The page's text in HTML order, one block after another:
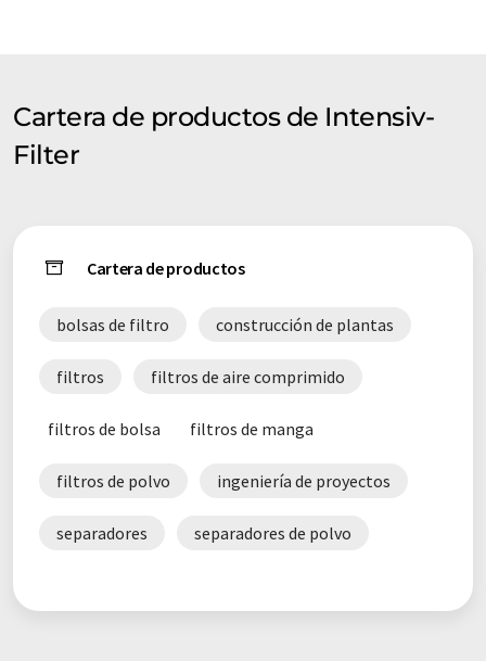
ensayados, acompañaron todo el curso del proyecto.
Aproveche nuestro liderazgo tecnológico en la eliminación de
polvo industrial y nuestro know-how en filtros de mangas de
Cartera de productos de Intensiv-
Filter
Cartera de productos
bolsas de filtro construcción de plantas
filtros filtros de aire comprimido
filtros de bolsa filtros de manga
filtros de polvo ingeniería de proyectos
separadores separadores de polvo